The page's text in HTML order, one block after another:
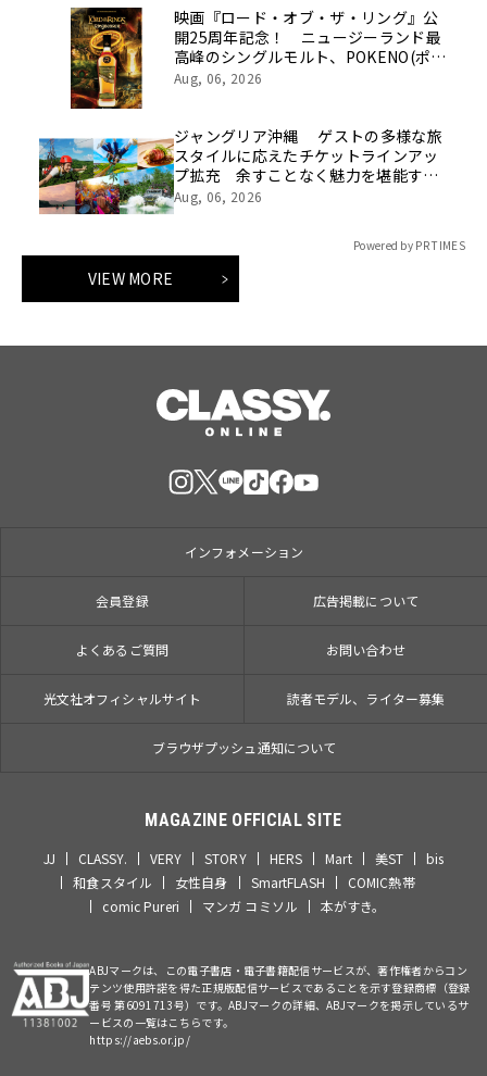
映画『ロード・オブ・ザ・リング』公
開25周年記念！ ニュージーランド最
高峰のシングルモルト、POKENO(ポケ
ノ)より 数量限定ウイスキー「リング
Aug, 06, 2026
ジャングリア沖縄 ゲストの多様な旅
スタイルに応えたチケットラインアッ
プ拡充 余すことなく魅力を堪能する
「ロイヤルチケット」新登場
Aug, 06, 2026
Powered by PR TIMES
VIEW MORE
インフォメーション
会員登録 広告掲載について
よくあるご質問 お問い合わせ
光文社オフィシャルサイト 読者モデル、ライター募集
ブラウザプッシュ通知について
MAGAZINE OFFICIAL SITE
JJ CLASSY. VERY STORY HERS Mart 美ST
bis
和食スタイル
女性自身 SmartFLASH
COMIC熱帯
comic Pureri
マンガ コミソル 本がすき。
ABJマークは、この電子書店・電子書籍配信サービスが、著作権者からコン
テンツ使用許諾を得た正規版配信サービスであることを示す登録商標（登録
番号 第6091713号）です。ABJマークの詳細、ABJマークを掲示しているサ
ービスの一覧はこちらです。
https://aebs.or.jp/